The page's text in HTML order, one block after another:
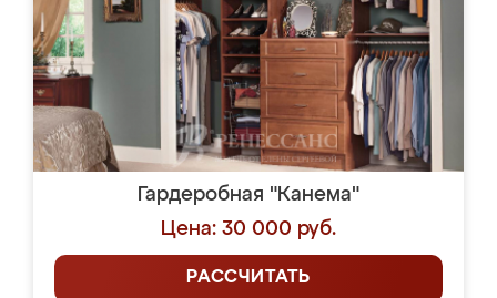
Гардеробная "Канема"
Цена: 30 000 руб.
РАССЧИТАТЬ